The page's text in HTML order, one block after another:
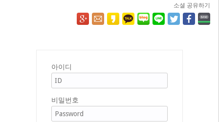
소셜 공유하기
아이디
비밀번호